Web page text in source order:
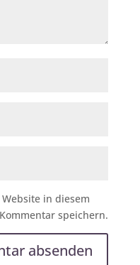
in diesem
speichern.